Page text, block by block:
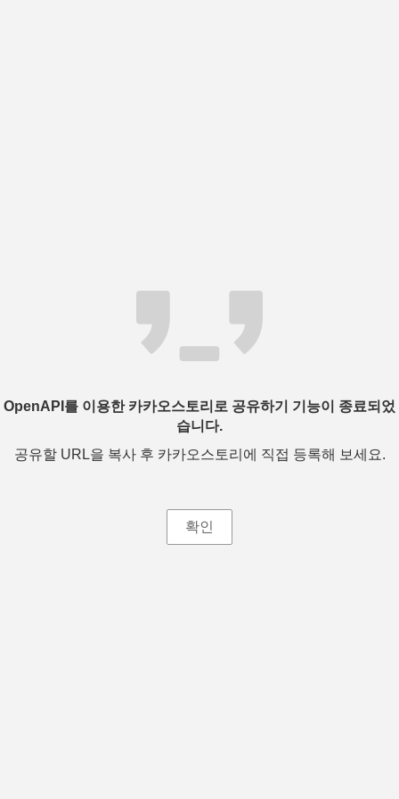
OpenAPI를 이용한 카카오스토리로 공유하기 기능이 종료되었
습니다.
공유할 URL을 복사 후 카카오스토리에 직접 등록해 보세요.
확인